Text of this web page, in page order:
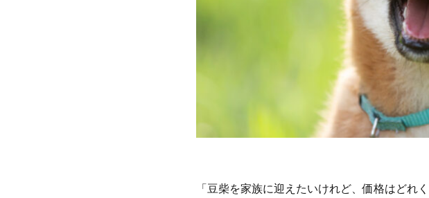
「豆柴を家族に迎えたいけれど、価格はどれ